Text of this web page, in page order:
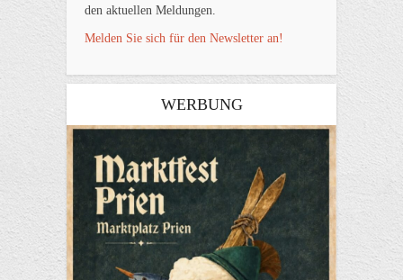
den aktuellen Meldungen.
Melden Sie sich für den Newsletter an!
WERBUNG